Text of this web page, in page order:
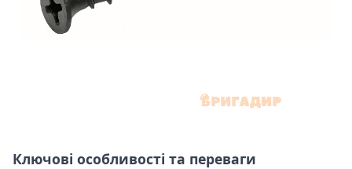
Ключові особливості та переваги